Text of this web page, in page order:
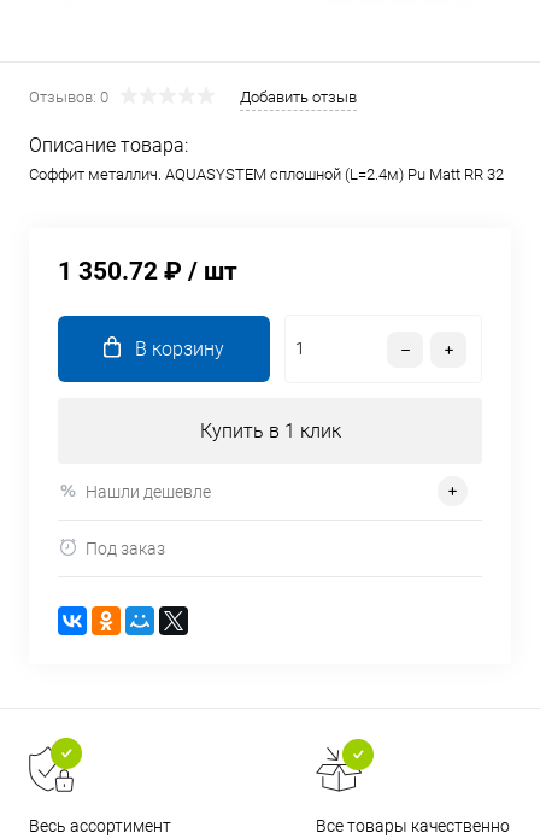
Отзывов: 0 Добавить отзыв
Описание товара:
Соффит металлич. AQUASYSTEM сплошной (L=2.4м) Pu Matt RR 32
1 350.72 ₽ / шт
В корзину
Купить в 1 клик
Нашли дешевле
Под заказ
Весь ассортимент
Все товары качественно